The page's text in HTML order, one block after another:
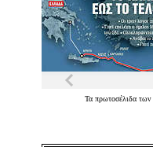
Τα πρωτοσέλιδα των